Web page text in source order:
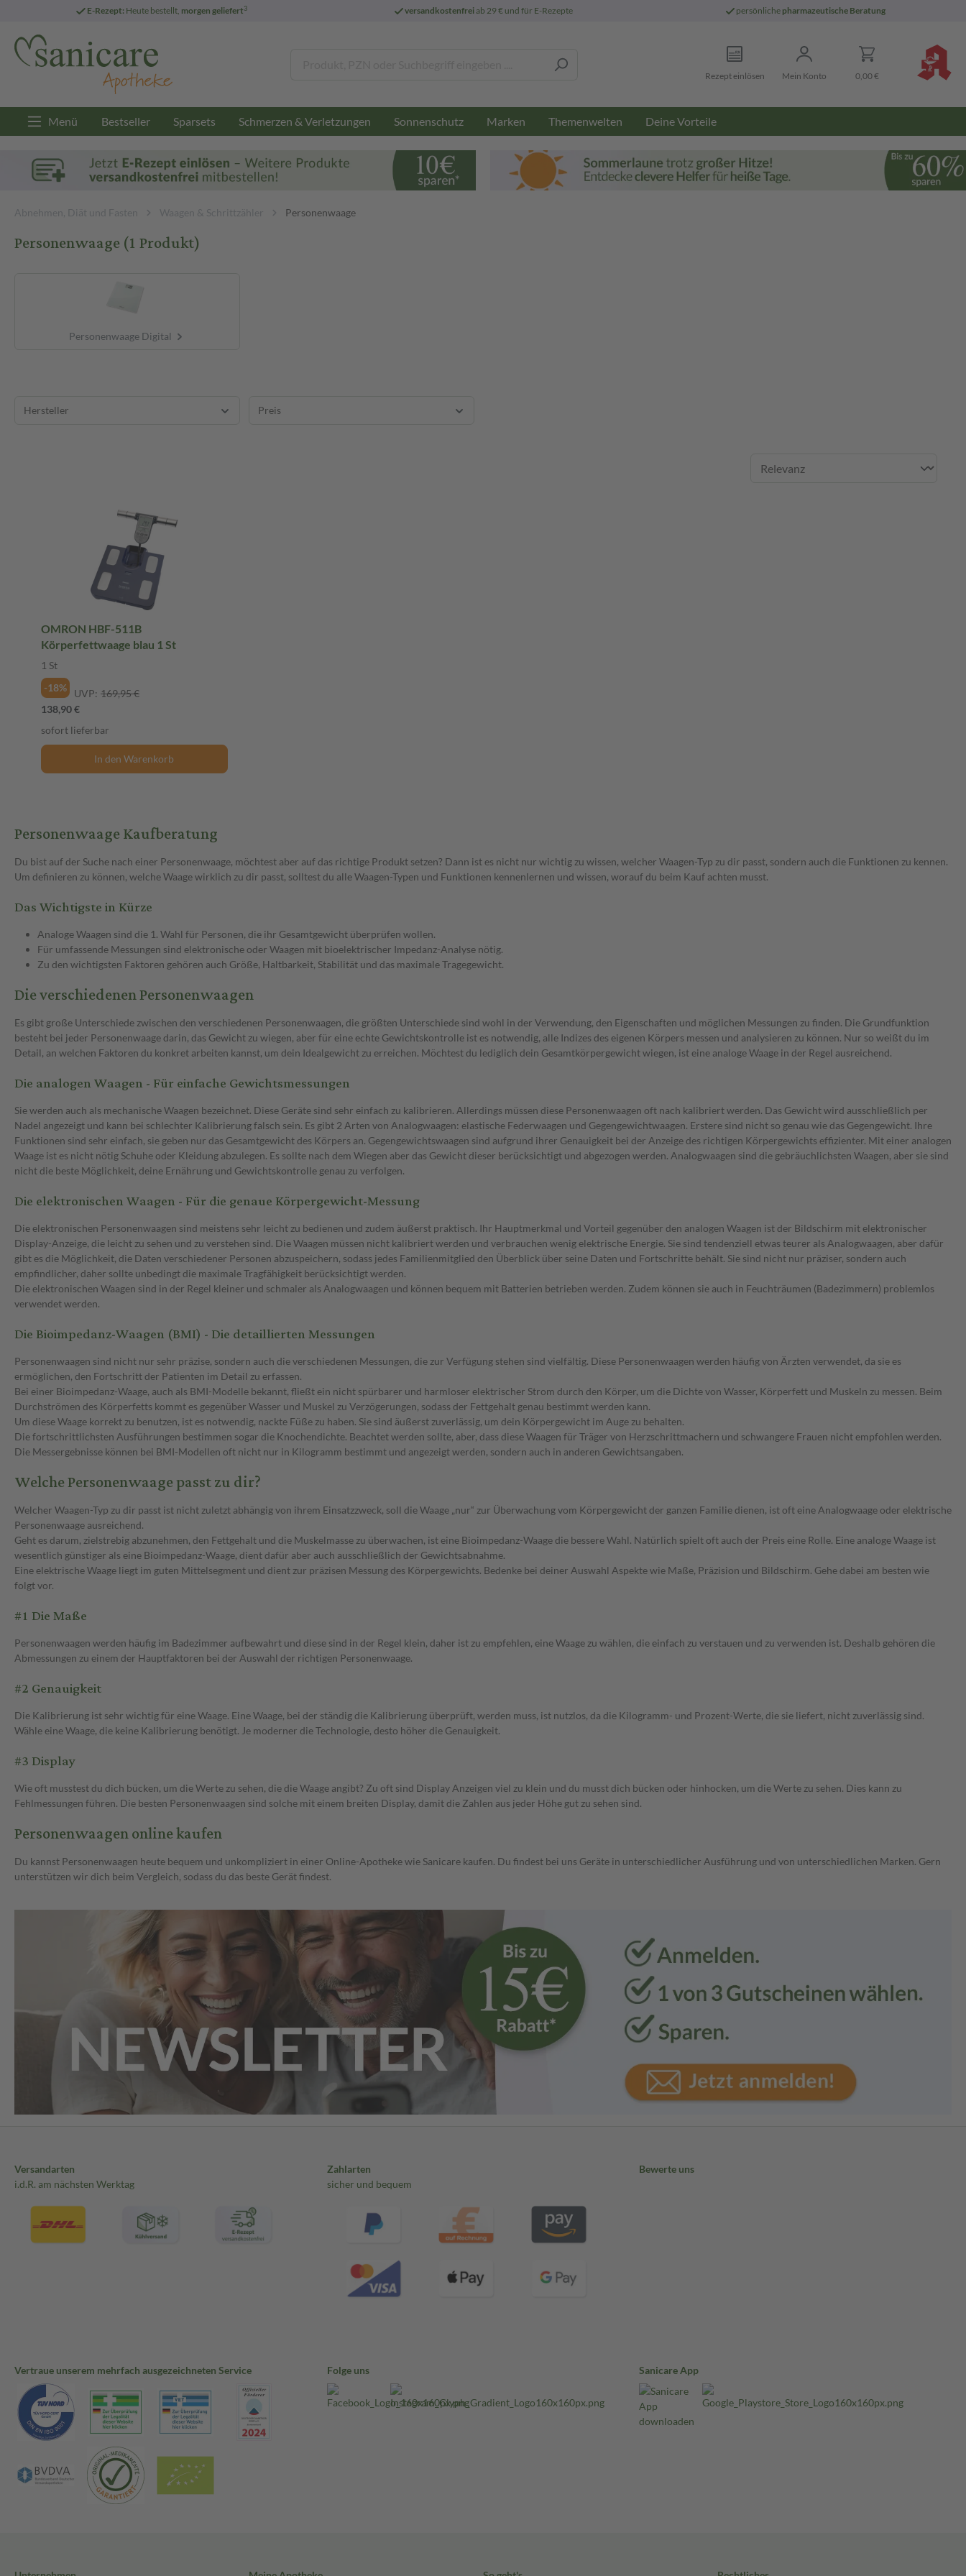
E-Rezept: Heute bestellt, morgen geliefert3 versandkostenfreiab 29 € und für E-Rezepte persönliche pharmazeutische Beratung
Rezept einlösen Mein Konto 0,00 €
Menü Bestseller Sparsets Schmerzen & Verletzungen Sonnenschutz Marken Themenwelten Deine Vorteile
Abnehmen, Diät und Fasten Waagen & Schrittzähler Personenwaage
Personenwaage(1 Produkt)
Personenwaage Digital
Personenwaage Kaufberatung
Du bist auf der Suche nach einer Personenwaage, möchtest aber auf das richtige Produkt setzen? Dann ist es nicht nur wichtig zu wissen, welcher Waagen-Typ zu dir passt, sondern auch die Funktionen zu kennen.
Um definieren zu können, welche Waage wirklich zu dir passt, solltest du alle Waagen-Typen und Funktionen kennenlernen und wissen, worauf du beim Kauf achten musst.
Das Wichtigste in Kürze
Analoge Waagen sind die 1. Wahl für Personen, die ihr Gesamtgewicht überprüfen wollen.
Für umfassende Messungen sind elektronische oder Waagen mit bioelektrischer Impedanz-Analyse nötig.
Zu den wichtigsten Faktoren gehören auch Größe, Haltbarkeit, Stabilität und das maximale Tragegewicht.
Die verschiedenen Personenwaagen
Es gibt große Unterschiede zwischen den verschiedenen Personenwaagen, die größten Unterschiede sind wohl in der Verwendung, den Eigenschaften und möglichen Messungen zu finden. Die Grundfunktion
besteht bei jeder Personenwaage darin, das Gewicht zu wiegen, aber für eine echte Gewichtskontrolle ist es notwendig, alle Indizes des eigenen Körpers messen und analysieren zu können. Nur so weißt du im
Detail, an welchen Faktoren du konkret arbeiten kannst, um dein Idealgewicht zu erreichen. Möchtest du lediglich dein Gesamtkörpergewicht wiegen, ist eine analoge Waage in der Regel ausreichend.
Die analogen Waagen - Für einfache Gewichtsmessungen
Sie werden auch als mechanische Waagen bezeichnet. Diese Geräte sind sehr einfach zu kalibrieren. Allerdings müssen diese Personenwaagen oft nach kalibriert werden. Das Gewicht wird ausschließlich per
Nadel angezeigt und kann bei schlechter Kalibrierung falsch sein. Es gibt 2 Arten von Analogwaagen: elastische Federwaagen und Gegengewichtwaagen. Erstere sind nicht so genau wie das Gegengewicht. Ihre
Funktionen sind sehr einfach, sie geben nur das Gesamtgewicht des Körpers an. Gegengewichtswaagen sind aufgrund ihrer Genauigkeit bei der Anzeige des richtigen Körpergewichts effizienter. Mit einer analogen
Waage ist es nicht nötig Schuhe oder Kleidung abzulegen. Es sollte nach dem Wiegen aber das Gewicht dieser berücksichtigt und abgezogen werden. Analogwaagen sind die gebräuchlichsten Waagen, aber sie sind
nicht die beste Möglichkeit, deine Ernährung und Gewichtskontrolle genau zu verfolgen.
Die elektronischen Waagen - Für die genaue Körpergewicht-Messung
Die elektronischen Personenwaagen sind meistens sehr leicht zu bedienen und zudem äußerst praktisch. Ihr Hauptmerkmal und Vorteil gegenüber den analogen Waagen ist der Bildschirm mit elektronischer
Display-Anzeige, die leicht zu sehen und zu verstehen sind. Die Waagen müssen nicht kalibriert werden und verbrauchen wenig elektrische Energie. Sie sind tendenziell etwas teurer als Analogwaagen, aber dafür
gibt es die Möglichkeit, die Daten verschiedener Personen abzuspeichern, sodass jedes Familienmitglied den Überblick über seine Daten und Fortschritte behält. Sie sind nicht nur präziser, sondern auch
empfindlicher, daher sollte unbedingt die maximale Tragfähigkeit berücksichtigt werden.
Die elektronischen Waagen sind in der Regel kleiner und schmaler als Analogwaagen und können bequem mit Batterien betrieben werden. Zudem können sie auch in Feuchträumen (Badezimmern) problemlos
verwendet werden.
Die Bioimpedanz-Waagen (BMI) - Die detaillierten Messungen
Personenwaagen sind nicht nur sehr präzise, sondern auch die verschiedenen Messungen, die zur Verfügung stehen sind vielfältig. Diese Personenwaagen werden häufig von Ärzten verwendet, da sie es
ermöglichen, den Fortschritt der Patienten im Detail zu erfassen.
Bei einer Bioimpedanz-Waage, auch als BMI-Modelle bekannt, fließt ein nicht spürbarer und harmloser elektrischer Strom durch den Körper, um die Dichte von Wasser, Körperfett und Muskeln zu messen. Beim
Durchströmen des Körperfetts kommt es gegenüber Wasser und Muskel zu Verzögerungen, sodass der Fettgehalt genau bestimmt werden kann.
Um diese Waage korrekt zu benutzen, ist es notwendig, nackte Füße zu haben. Sie sind äußerst zuverlässig, um dein Körpergewicht im Auge zu behalten.
Die fortschrittlichsten Ausführungen bestimmen sogar die Knochendichte. Beachtet werden sollte, aber, dass diese Waagen für Träger von Herzschrittmachern und schwangere Frauen nicht empfohlen werden.
Die Messergebnisse können bei BMI-Modellen oft nicht nur in Kilogramm bestimmt und angezeigt werden, sondern auch in anderen Gewichtsangaben.
Welche Personenwaage passt zu dir?
Welcher Waagen-Typ zu dir passt ist nicht zuletzt abhängig von ihrem Einsatzzweck, soll die Waage „nur“ zur Überwachung vom Körpergewicht der ganzen Familie dienen, ist oft eine Analogwaage oder elektrische
Personenwaage ausreichend.
Geht es darum, zielstrebig abzunehmen, den Fettgehalt und die Muskelmasse zu überwachen, ist eine Bioimpedanz-Waage die bessere Wahl. Natürlich spielt oft auch der Preis eine Rolle. Eine analoge Waage ist
wesentlich günstiger als eine Bioimpedanz-Waage, dient dafür aber auch ausschließlich der Gewichtsabnahme.
Eine elektrische Waage liegt im guten Mittelsegment und dient zur präzisen Messung des Körpergewichts. Bedenke bei deiner Auswahl Aspekte wie Maße, Präzision und Bildschirm. Gehe dabei am besten wie
folgt vor.
#1 Die Maße
Personenwaagen werden häufig im Badezimmer aufbewahrt und diese sind in der Regel klein, daher ist zu empfehlen, eine Waage zu wählen, die einfach zu verstauen und zu verwenden ist. Deshalb gehören die
Abmessungen zu einem der Hauptfaktoren bei der Auswahl der richtigen Personenwaage.
#2 Genauigkeit
Die Kalibrierung ist sehr wichtig für eine Waage. Eine Waage, bei der ständig die Kalibrierung überprüft, werden muss, ist nutzlos, da die Kilogramm- und Prozent-Werte, die sie liefert, nicht zuverlässig sind.
Wähle eine Waage, die keine Kalibrierung benötigt. Je moderner die Technologie, desto höher die Genauigkeit.
#3 Display
Wie oft musstest du dich bücken, um die Werte zu sehen, die die Waage angibt? Zu oft sind Display Anzeigen viel zu klein und du musst dich bücken oder hinhocken, um die Werte zu sehen. Dies kann zu
Fehlmessungen führen. Die besten Personenwaagen sind solche mit einem breiten Display, damit die Zahlen aus jeder Höhe gut zu sehen sind.
Personenwaagen online kaufen
Du kannst Personenwaagen heute bequem und unkompliziert in einer Online-Apotheke wie Sanicare kaufen. Du findest bei uns Geräte in unterschiedlicher Ausführung und von unterschiedlichen Marken. Gern
unterstützen wir dich beim Vergleich, sodass du das beste Gerät findest.
Hersteller Preis
OMRON HBF-511B
Körperfettwaage blau 1 St
1 St
-18%
UVP: 169,95 €
138,90 €
sofort lieferbar
In den Warenkorb
Versandarten
i.d.R. am nächsten Werktag
Zahlarten
sicher und bequem
Bewerte uns
Vertraue unserem mehrfach ausgezeichneten Service Folge uns Sanicare App